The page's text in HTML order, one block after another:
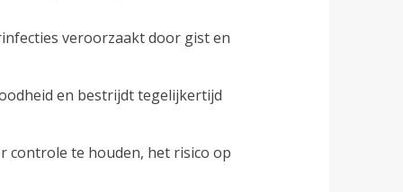
veroorzaakt door gist en
en bestrijdt tegelijkertijd
controle te houden, het risico op